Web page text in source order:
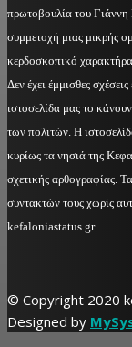
πρωτοβουλία του
συμμετοχή μιας μικρής
κερδοσκοπικό
Δεν έχει έμμισθες
ιστοσελίδα μας το
των πολιτών. Η
κυρίως τα νησιά της
σχετικής αρθογραφίας.
συντακτών τους χωρίς
kefaloniastatus.gr
© Copyright 2020
Designed by